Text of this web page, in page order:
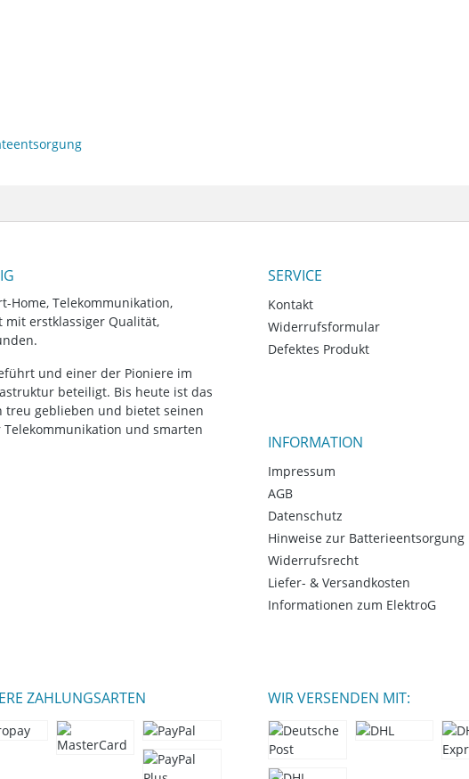
Home, Telekommunikation,
erstklassiger Qualität,
und einer der Pioniere im
beteiligt. Bis heute ist das
treu geblieben und bietet seinen
und smarten
SERVICE
Kontakt
Widerrufsformular
Defektes Produkt
INFORMATION
Impressum
AGB
Datenschutz
Hinweise zur Batterieentsorgung
Widerrufsrecht
Liefer- & Versandkosten
Informationen zum ElektroG
ZAHLUNGSARTEN WIR VERSENDEN MIT: